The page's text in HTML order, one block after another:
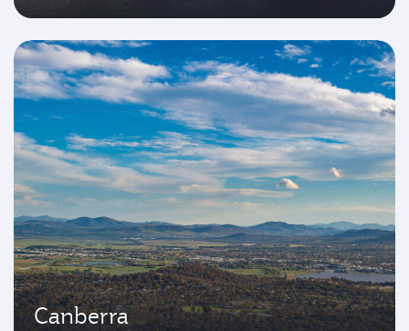
Canberra